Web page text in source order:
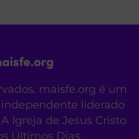
maisfe.org é um
liderado
Igreja de Jesus Cristo
Últimos Dias.